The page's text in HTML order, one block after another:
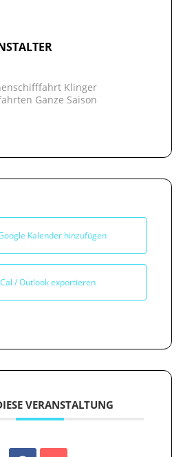
Klinger
Ganze Saison
Kalender hinzufügen
/ Outlook exportieren
VERANSTALTUNG